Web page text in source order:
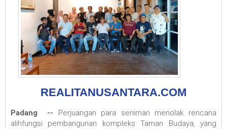
REALITANUSANTARA.COM
Padang -- Perjuangan para seniman menolak rencana
alihfungsi pembangunan kompleks Taman Budaya, yang